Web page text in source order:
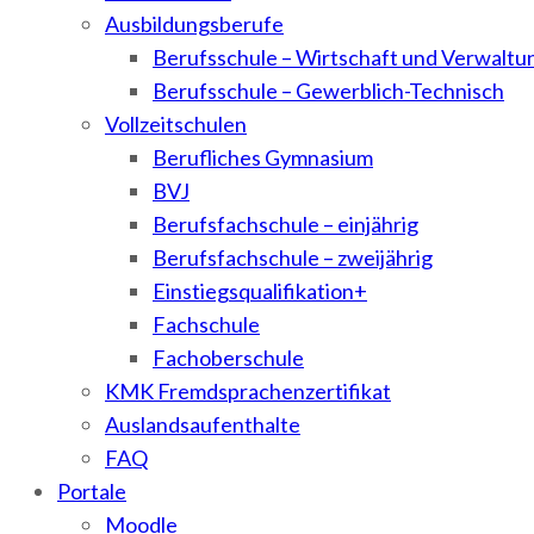
Ausbildungsberufe
Berufsschule – Wirtschaft und
Berufsschule – Gewerblich-Technisch
Vollzeitschulen
Berufliches Gymnasium
BVJ
Berufsfachschule – einjährig
Berufsfachschule – zweijährig
Einstiegsqualifikation+
Fachschule
Fachoberschule
KMK Fremdsprachenzertifikat
Auslandsaufenthalte
FAQ
Portale
Moodle